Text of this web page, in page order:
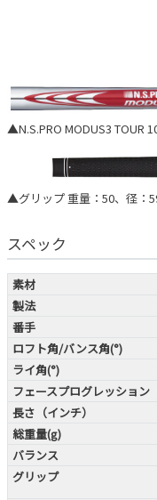
▲N.S.PRO MODUS3 TOUR
▲グリップ 重量：50、径：
スペック
素材
製法
番手
ロフト角/バンス角(°)
ライ角(°)
フェースプログレッション
長さ（インチ）
総重量(g)
バランス
グリップ